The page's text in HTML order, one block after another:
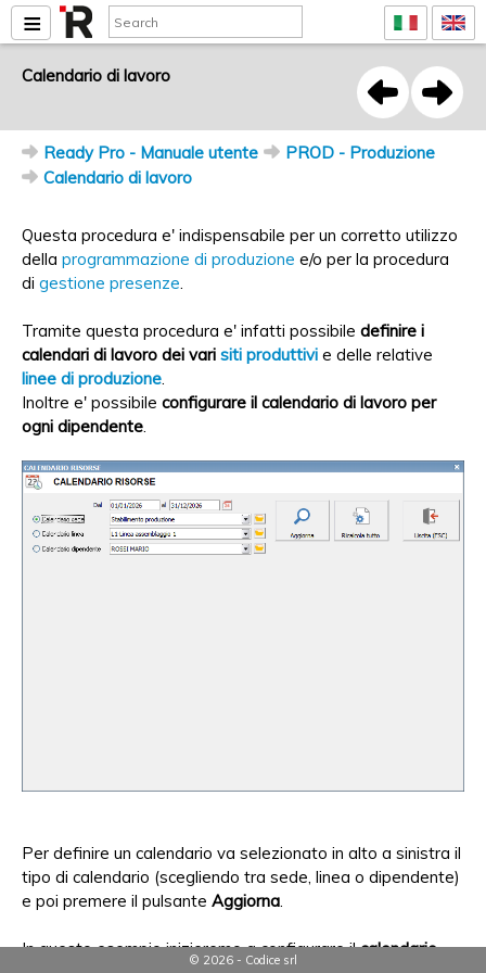
Calendario di lavoro
Ready Pro - Manuale utente
PROD - Produzione
Calendario di lavoro
Questa procedura e' indispensabile per un corretto utilizzo
della programmazione di produzione e/o per la procedura
di gestione presenze.
Tramite questa procedura e' infatti possibile definire i
calendari di lavoro dei vari siti produttivi e delle relative
linee di produzione.
Inoltre e' possibile configurare il calendario di lavoro per
ogni dipendente.
Per definire un calendario va selezionato in alto a sinistra il
tipo di calendario (scegliendo tra sede, linea o dipendente)
e poi premere il pulsante Aggiorna
In questo esempio inizieremo a configurare ilcalendario
© 2026 - Codice srl